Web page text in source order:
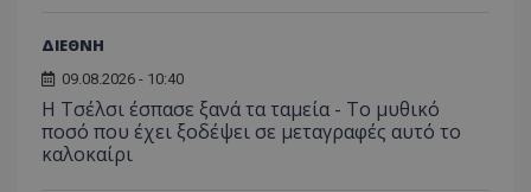
ΔΙΕΘΝΗ
09.08.2026 - 10:40
Η Τσέλσι έσπασε ξανά τα ταμεία - Το μυθικό
ποσό που έχει ξοδέψει σε μεταγραφές αυτό το
καλοκαίρι